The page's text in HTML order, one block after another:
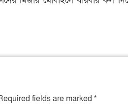
fields are marked *